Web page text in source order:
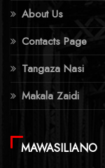
About Us
Contacts Page
Tangaza Nasi
Makala Zaidi
MAWASILIANO